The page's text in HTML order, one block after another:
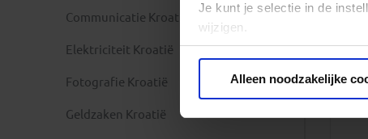
Je kunt je selectie in de
wijzigen.
Alleen noodzakelijke
Communicatie Kroatië
Elektriciteit Kroatië
Fotografie Kroatië
Geldzaken Kroatië